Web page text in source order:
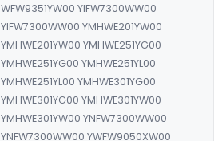
WFW9351YW00 YIFW7300WW00
YIFW7300WW00 YMHWE201YW00
YMHWE201YW00 YMHWE251YG00
YMHWE251YG00 YMHWE251YL00
YMHWE251YL00 YMHWE301YG00
YMHWE301YG00 YMHWE301YW00
YMHWE301YW00 YNFW7300WW00
YNFW7300WW00 YWFW9050XW00